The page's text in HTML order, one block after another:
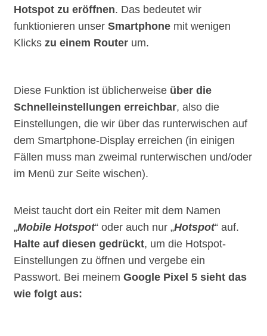
Hotspot zu eröffnen. Das bedeutet wir
funktionieren unser Smartphone mit wenigen
Klicks zu einem Router um.
Diese Funktion ist üblicherweise über die
Schnelleinstellungen erreichbar, also die
Einstellungen, die wir über das runterwischen auf
dem Smartphone-Display erreichen (in einigen
Fällen muss man zweimal runterwischen und/oder
im Menü zur Seite wischen).
Meist taucht dort ein Reiter mit dem Namen
„Mobile Hotspot“ oder auch nur „Hotspot“ auf.
Halte auf diesen gedrückt, um die Hotspot-
Einstellungen zu öffnen und vergebe ein
Passwort. Bei meinem Google Pixel 5 sieht das
wie folgt aus: